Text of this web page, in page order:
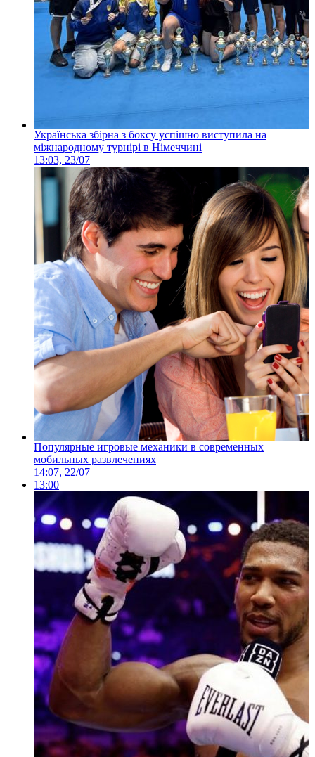
Українська збірна з боксу успішно виступила на
міжнародному турнірі в Німеччині
13:03, 23/07
Популярные игровые механики в современных
мобильных развлечениях
14:07, 22/07
13:00